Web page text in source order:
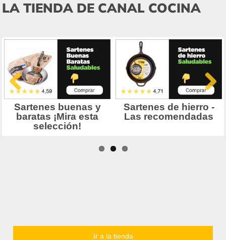
LA TIENDA DE CANAL COCINA
Ir a la tienda